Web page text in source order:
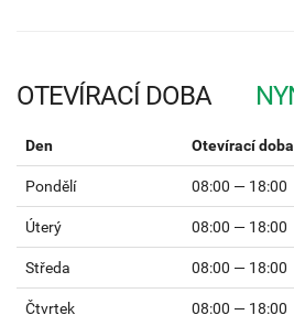
OTEVÍRACÍ DOBA
Den Otevírací doba
Pondělí 08:00 — 18:00
Úterý 08:00 — 18:00
Středa 08:00 — 18:00
Čtvrtek 08:00 — 18:00